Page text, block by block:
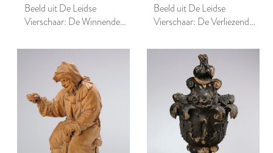
Beeld uit De Leidse
Vierschaar: De Winnende
Beeld uit De Leidse
Vierschaar: De Verliezende